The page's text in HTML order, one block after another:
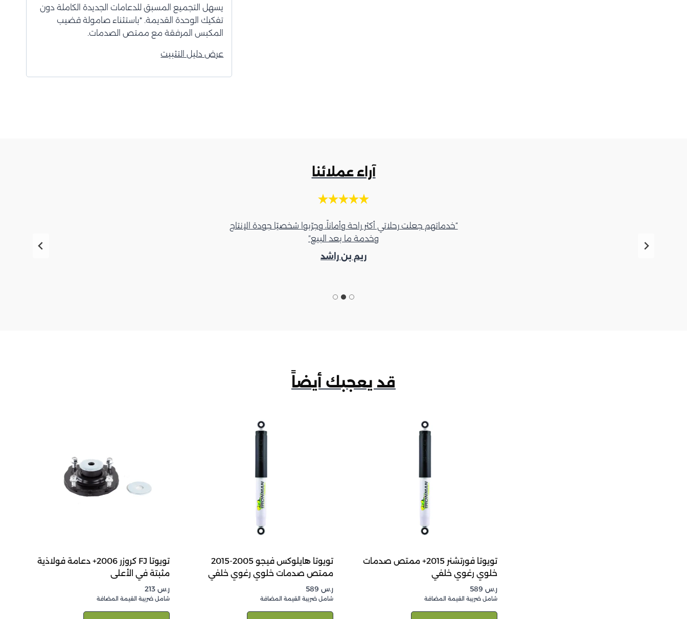
يسهل التجميع المسبق للدعامات الجديدة الكاملة دون
تفكيك الوحدة القديمة. *باستثناء صامولة قضيب
المكبس المرفقة مع ممتص الصدمات.
عرض دليل التثبيت
آراء عملائنا
“خدماتهم جعلت رحلاتي أكثر راحة وأماناً، وجرّبوا شخصيًا جودة الإنتاج
وخدمة ما بعد البيع”
ريم بن راشد
قد يعجبك أيضاً
تويوتا فورتشنر 2015+ ممتص صدمات
خلوي رغوي خلفي
ر.س
شامل ضريبة القيمة المضافة
تويوتا هايلوكس فيجو 2005-2015
ممتص صدمات خلوي رغوي خلفي
ر.س
شامل ضريبة القيمة المضافة
تويوتا FJ كروزر 2006+ دعامة فولاذية
مثبتة في الأعلى
ر.س 213
شامل ضريبة القيمة المضافة